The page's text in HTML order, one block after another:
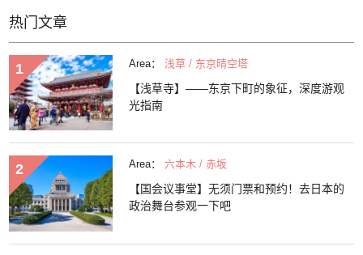
热门文章
Area： 浅草 / 东京晴空塔
【浅草寺】——东京下町的象征，深度游观
光指南
Area： 六本木 / 赤坂
【国会议事堂】无须门票和预约！去日本的
政治舞台参观一下吧